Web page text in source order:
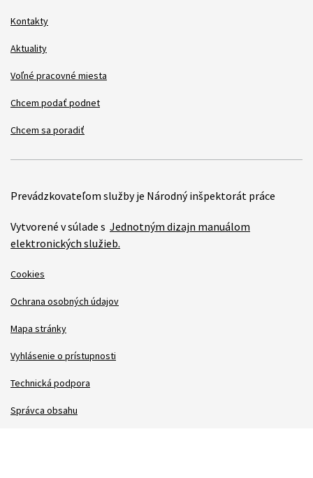
Kontakty
Aktuality
Voľné pracovné miesta
Chcem podať podnet
Chcem sa poradiť
Prevádzkovateľom služby je Národný inšpektorát práce
Vytvorené v súlade s Jednotným dizajn manuálom
elektronických služieb.
Cookies
Ochrana osobných údajov
Mapa stránky
Vyhlásenie o prístupnosti
Technická podpora
Správca obsahu